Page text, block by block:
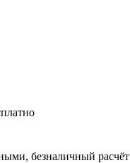
безналичный расчёт